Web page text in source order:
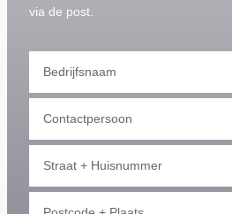
via de post.